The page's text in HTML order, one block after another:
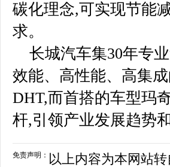
碳化理念,可实现节能
求。
长城汽车集30年专
效能、高性能、高集
DHT,而首搭的车型玛
杆,引领产业发展趋势
免责声明： 以上内容为本网站